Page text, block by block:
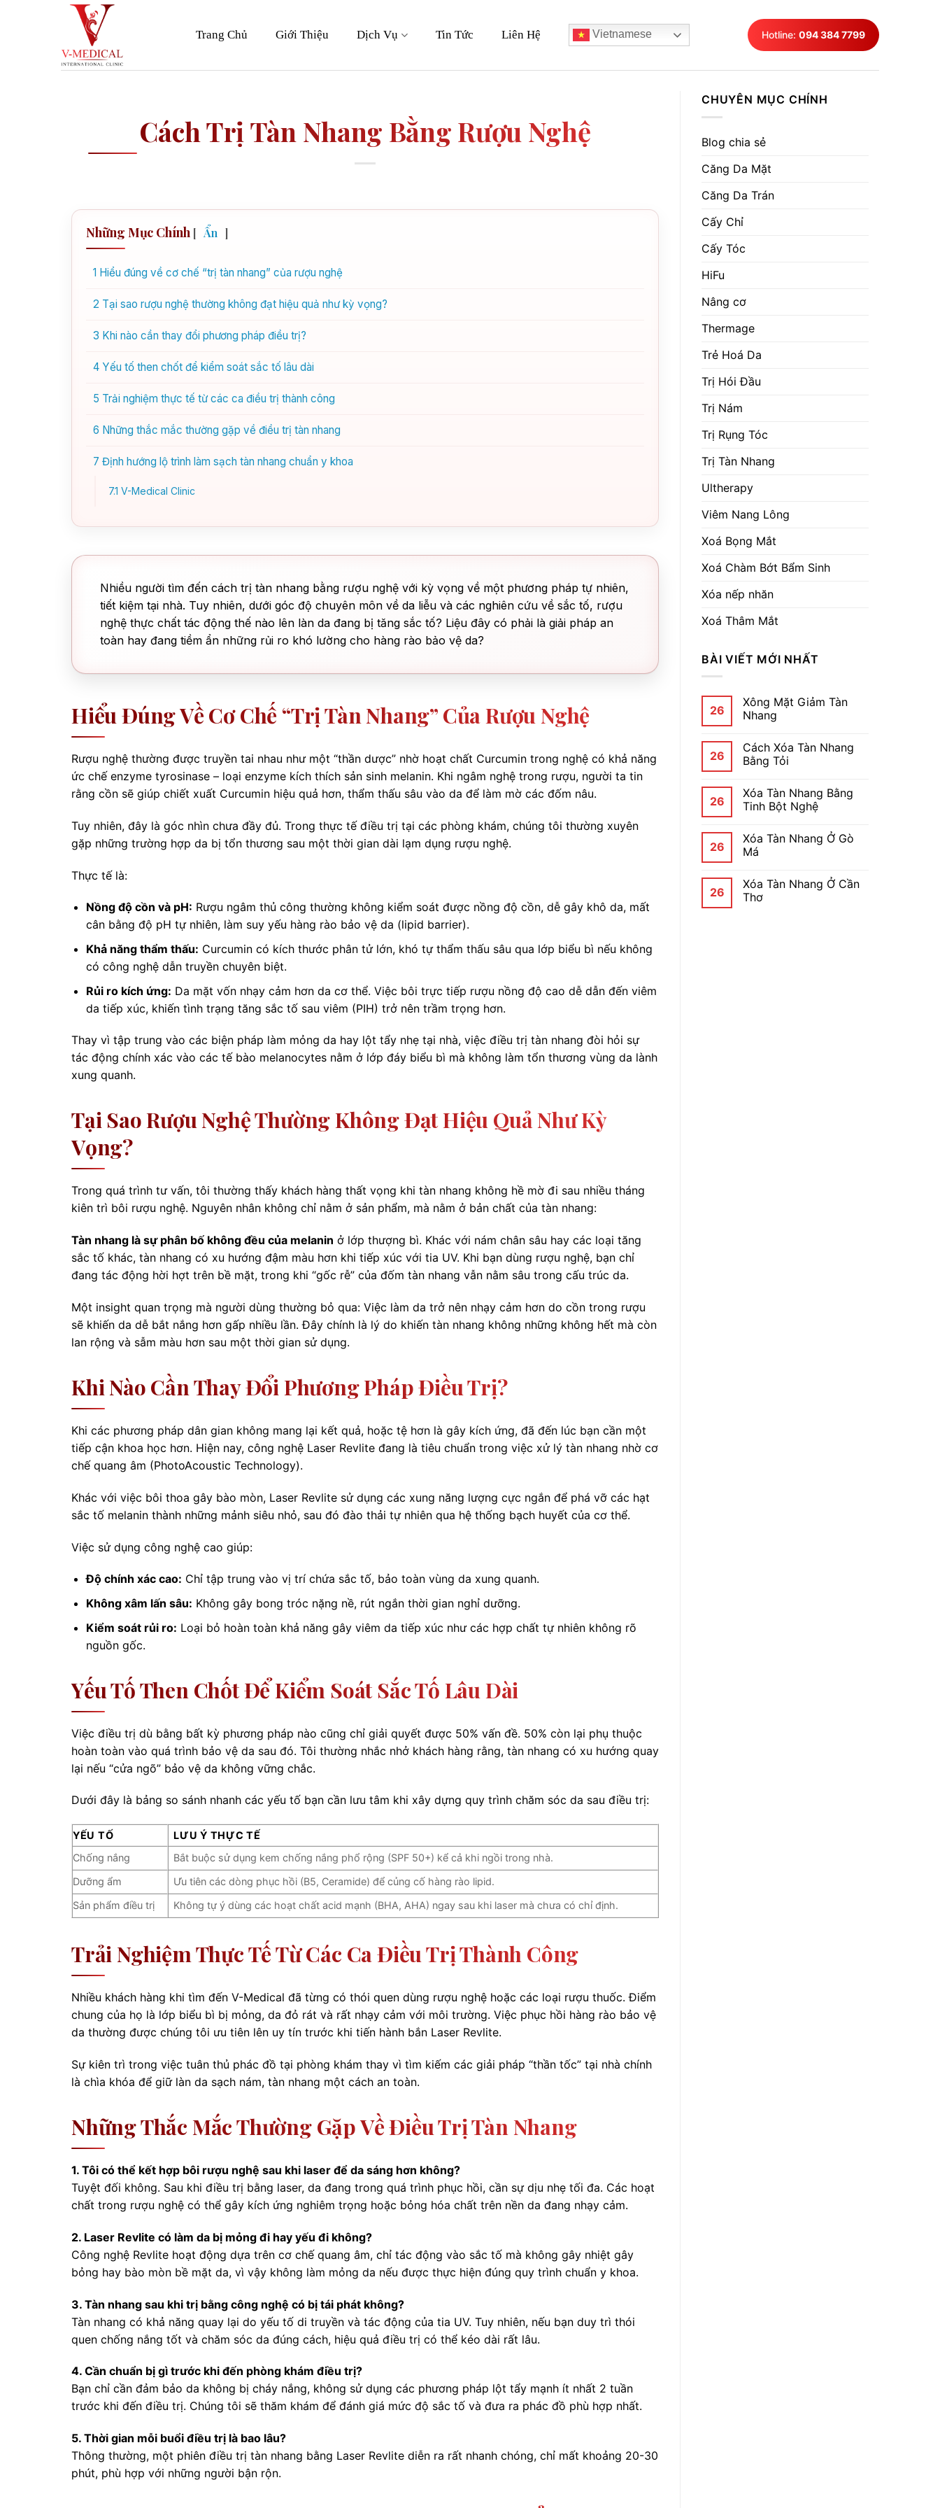
Trang Chủ Giới Thiệu Dịch Vụ Tin Tức Liên Hệ Vietnamese Hotline: 094 384 7799
Cách Trị Tàn Nhang Bằng Rượu Nghệ
Những Mục Chính [ Ẩn ]
1 Hiểu đúng về cơ chế “trị tàn nhang” của rượu nghệ
2 Tại sao rượu nghệ thường không đạt hiệu quả như kỳ vọng?
3 Khi nào cần thay đổi phương pháp điều trị?
4 Yếu tố then chốt để kiểm soát sắc tố lâu dài
5 Trải nghiệm thực tế từ các ca điều trị thành công
6 Những thắc mắc thường gặp về điều trị tàn nhang
7 Định hướng lộ trình làm sạch tàn nhang chuẩn y khoa
7.1 V-Medical Clinic
Nhiều người tìm đến cách trị tàn nhang bằng rượu nghệ với kỳ vọng về một phương pháp tự nhiên,
tiết kiệm tại nhà. Tuy nhiên, dưới góc độ chuyên môn về da liễu và các nghiên cứu về sắc tố, rượu
nghệ thực chất tác động thế nào lên làn da đang bị tăng sắc tố? Liệu đây có phải là giải pháp an
toàn hay đang tiềm ẩn những rủi ro khó lường cho hàng rào bảo vệ da?
Hiểu Đúng Về Cơ Chế “trị Tàn Nhang” Của Rượu Nghệ
Rượu nghệ thường được truyền tai nhau như một “thần dược” nhờ hoạt chất Curcumin trong nghệ có khả năng
ức chế enzyme tyrosinase – loại enzyme kích thích sản sinh melanin. Khi ngâm nghệ trong rượu, người ta tin
rằng cồn sẽ giúp chiết xuất Curcumin hiệu quả hơn, thẩm thấu sâu vào da để làm mờ các đốm nâu.
Tuy nhiên, đây là góc nhìn chưa đầy đủ. Trong thực tế điều trị tại các phòng khám, chúng tôi thường xuyên
gặp những trường hợp da bị tổn thương sau một thời gian dài lạm dụng rượu nghệ.
Thực tế là:
Nồng độ cồn và pH: Rượu ngâm thủ công thường không kiểm soát được nồng độ cồn, dễ gây khô da, mất
cân bằng độ pH tự nhiên, làm suy yếu hàng rào bảo vệ da (lipid barrier).
Khả năng thẩm thấu: Curcumin có kích thước phân tử lớn, khó tự thẩm thấu sâu qua lớp biểu bì nếu không
có công nghệ dẫn truyền chuyên biệt.
Rủi ro kích ứng: Da mặt vốn nhạy cảm hơn da cơ thể. Việc bôi trực tiếp rượu nồng độ cao dễ dẫn đến viêm
da tiếp xúc, khiến tình trạng tăng sắc tố sau viêm (PIH) trở nên trầm trọng hơn.
Thay vì tập trung vào các biện pháp làm mỏng da hay lột tẩy nhẹ tại nhà, việc điều trị tàn nhang đòi hỏi sự
tác động chính xác vào các tế bào melanocytes nằm ở lớp đáy biểu bì mà không làm tổn thương vùng da lành
xung quanh.
Tại Sao Rượu Nghệ Thường Không Đạt Hiệu Quả Như Kỳ
Vọng?
Trong quá trình tư vấn, tôi thường thấy khách hàng thất vọng khi tàn nhang không hề mờ đi sau nhiều tháng
kiên trì bôi rượu nghệ. Nguyên nhân không chỉ nằm ở sản phẩm, mà nằm ở bản chất của tàn nhang:
Tàn nhang là sự phân bố không đều của melanin ở lớp thượng bì. Khác với nám chân sâu hay các loại tăng
sắc tố khác, tàn nhang có xu hướng đậm màu hơn khi tiếp xúc với tia UV. Khi bạn dùng rượu nghệ, bạn chỉ
đang tác động hời hợt trên bề mặt, trong khi “gốc rễ” của đốm tàn nhang vẫn nằm sâu trong cấu trúc da.
Một insight quan trọng mà người dùng thường bỏ qua: Việc làm da trở nên nhạy cảm hơn do cồn trong rượu
sẽ khiến da dễ bắt nắng hơn gấp nhiều lần. Đây chính là lý do khiến tàn nhang không những không hết mà còn
lan rộng và sẫm màu hơn sau một thời gian sử dụng.
Khi Nào Cần Thay Đổi Phương Pháp Điều Trị?
Khi các phương pháp dân gian không mang lại kết quả, hoặc tệ hơn là gây kích ứng, đã đến lúc bạn cần một
tiếp cận khoa học hơn. Hiện nay, công nghệ Laser Revlite đang là tiêu chuẩn trong việc xử lý tàn nhang nhờ cơ
chế quang âm (PhotoAcoustic Technology).
Khác với việc bôi thoa gây bào mòn, Laser Revlite sử dụng các xung năng lượng cực ngắn để phá vỡ các hạt
sắc tố melanin thành những mảnh siêu nhỏ, sau đó đào thải tự nhiên qua hệ thống bạch huyết của cơ thể.
Việc sử dụng công nghệ cao giúp:
Độ chính xác cao: Chỉ tập trung vào vị trí chứa sắc tố, bảo toàn vùng da xung quanh.
Không xâm lấn sâu: Không gây bong tróc nặng nề, rút ngắn thời gian nghỉ dưỡng.
Kiểm soát rủi ro: Loại bỏ hoàn toàn khả năng gây viêm da tiếp xúc như các hợp chất tự nhiên không rõ
nguồn gốc.
Yếu Tố Then Chốt Để Kiểm Soát Sắc Tố Lâu Dài
Việc điều trị dù bằng bất kỳ phương pháp nào cũng chỉ giải quyết được 50% vấn đề. 50% còn lại phụ thuộc
hoàn toàn vào quá trình bảo vệ da sau đó. Tôi thường nhắc nhở khách hàng rằng, tàn nhang có xu hướng quay
lại nếu “cửa ngõ” bảo vệ da không vững chắc.
Dưới đây là bảng so sánh nhanh các yếu tố bạn cần lưu tâm khi xây dựng quy trình chăm sóc da sau điều trị:
YẾU TỐ
LƯU Ý THỰC TẾ
Chống nắng
Bắt buộc sử dụng kem chống nắng phổ rộng (SPF 50+) kể cả khi ngồi trong nhà.
Dưỡng ẩm
Ưu tiên các dòng phục hồi (B5, Ceramide) để củng cố hàng rào lipid.
Sản phẩm điều trị
Không tự ý dùng các hoạt chất acid mạnh (BHA, AHA) ngay sau khi laser mà chưa có chỉ định.
Trải Nghiệm Thực Tế Từ Các Ca Điều Trị Thành Công
Nhiều khách hàng khi tìm đến V-Medical đã từng có thói quen dùng rượu nghệ hoặc các loại rượu thuốc. Điểm
chung của họ là lớp biểu bì bị mỏng, da đỏ rát và rất nhạy cảm với môi trường. Việc phục hồi hàng rào bảo vệ
da thường được chúng tôi ưu tiên lên uy tín trước khi tiến hành bắn Laser Revlite.
Sự kiên trì trong việc tuân thủ phác đồ tại phòng khám thay vì tìm kiếm các giải pháp “thần tốc” tại nhà chính
là chìa khóa để giữ làn da sạch nám, tàn nhang một cách an toàn.
Những Thắc Mắc Thường Gặp Về Điều Trị Tàn Nhang
1. Tôi có thể kết hợp bôi rượu nghệ sau khi laser để da sáng hơn không?
Tuyệt đối không. Sau khi điều trị bằng laser, da đang trong quá trình phục hồi, cần sự dịu nhẹ tối đa. Các hoạt
chất trong rượu nghệ có thể gây kích ứng nghiêm trọng hoặc bỏng hóa chất trên nền da đang nhạy cảm.
2. Laser Revlite có làm da bị mỏng đi hay yếu đi không?
Công nghệ Revlite hoạt động dựa trên cơ chế quang âm, chỉ tác động vào sắc tố mà không gây nhiệt gây
bỏng hay bào mòn bề mặt da, vì vậy không làm mỏng da nếu được thực hiện đúng quy trình chuẩn y khoa.
3. Tàn nhang sau khi trị bằng công nghệ có bị tái phát không?
Tàn nhang có khả năng quay lại do yếu tố di truyền và tác động của tia UV. Tuy nhiên, nếu bạn duy trì thói
quen chống nắng tốt và chăm sóc da đúng cách, hiệu quả điều trị có thể kéo dài rất lâu.
4. Cần chuẩn bị gì trước khi đến phòng khám điều trị?
Bạn chỉ cần đảm bảo da không bị cháy nắng, không sử dụng các phương pháp lột tẩy mạnh ít nhất 2 tuần
trước khi đến điều trị. Chúng tôi sẽ thăm khám để đánh giá mức độ sắc tố và đưa ra phác đồ phù hợp nhất.
5. Thời gian mỗi buổi điều trị là bao lâu?
Thông thường, một phiên điều trị tàn nhang bằng Laser Revlite diễn ra rất nhanh chóng, chỉ mất khoảng 20-30
phút, phù hợp với những người bận rộn.
CHUYÊN MỤC CHÍNH
Blog chia sẻ
Căng Da Mặt
Căng Da Trán
Cấy Chỉ
Cấy Tóc
HiFu
Nâng cơ
Thermage
Trẻ Hoá Da
Trị Hói Đầu
Trị Nám
Trị Rụng Tóc
Trị Tàn Nhang
Ultherapy
Viêm Nang Lông
Xoá Bọng Mắt
Xoá Chàm Bớt Bẩm Sinh
Xóa nếp nhăn
Xoá Thâm Mắt
BÀI VIẾT MỚI NHẤT
26
Xông Mặt Giảm Tàn
Nhang
26
Cách Xóa Tàn Nhang
Bằng Tỏi
26
Xóa Tàn Nhang Bằng
Tinh Bột Nghệ
26
Xóa Tàn Nhang Ở Gò
Má
26
Xóa Tàn Nhang Ở Cần
Thơ